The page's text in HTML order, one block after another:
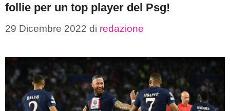
follie per un top player del Psg!
29 Dicembre 2022 di redazione